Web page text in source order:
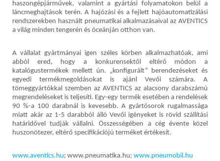
haszongépjárművek, valamint a gyártási folyamatokon belül a
láncmeghajtások terén. A hajózási és a fejlett hajóautomatizálási
rendszerekben használt pneumatikai alkalmazásaival az AVENTICS
a világ minden tengerén és óceánján otthon van.
A vállalat gyártmányai igen széles körben alkalmazhatóak, ami
abból ered, hogy a konkurensektől eltérő módon a
katalógustermékek mellett ún. „konfigurált” berendezéseket és
egyedi termékmegoldásokat is ajánl Vevői számára. A
tömeggyártókkal szemben az AVENTICS az alacsony darabszámú
megrendeléseket is teljesíti. Egy-egy termék esetében a rendelések
90 %-a 100 darabnál is kevesebb. A gyártósorok rugalmassága
miatt akár az 1-5 darabból álló Vevői igényeket is rövid szállítási
határidővel tudják vállalni. Összességében a cég évente közel
huszonötezer, eltérő specifikációjú terméket értékesít.
www.aventics.hu; www.pneumatika.hu; www.pneumobil.hu